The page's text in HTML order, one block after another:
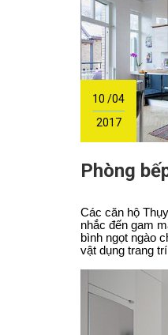
10 /04
2017
Phòng
Các căn hộ
nhắc đến gam
bình ngọt ngào
vật dụng trang